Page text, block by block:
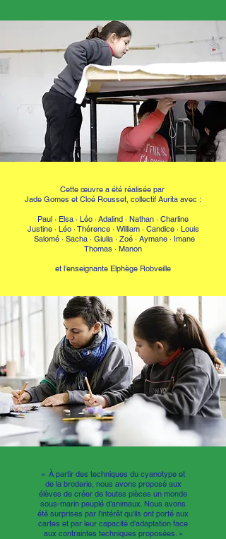
Cette œuvre a été réalisée par
Jade Gomes et Cloé Rousset, collectif Aurita avec :
Paul · Elsa · Léo ·Adalind · Nathan · Charline
Justine · Léo · Thérence ·William · Candice · Louis
Salomé · Sacha · Giulia · Zoé · Aymane · Imane
Thomas · Manon
et l’enseignante Elphège Robveille
« À partir des techniques du cyanotype et
de la broderie, nous avons proposé aux
élèves de créer de toutes pièces un monde
sous-marin peuplé d’animaux. Nous avons
été surprises par l’intérêt qu’ils ont porté aux
cartes et par leur capacité d’adaptation face
aux contraintes techniques proposées. »